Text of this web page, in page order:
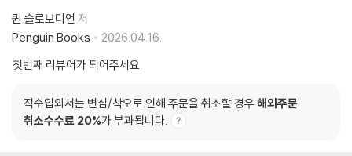
퀸 슬로보디언 저
Penguin Books
2026.04.16.
첫번째 리뷰어가 되어주세요
직수입외서는 변심/착오로 인해 주문을 취소할 경우 해외주문
취소수수료 20%가 부과됩니다.